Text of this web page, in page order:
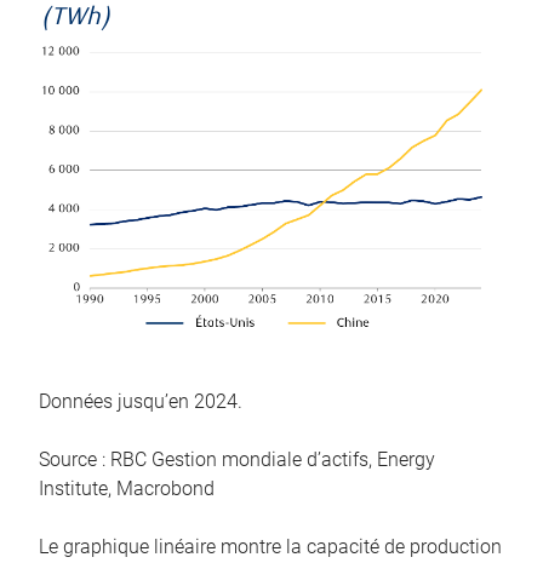
(TWh)
Données jusqu’en 2024.
Source : RBC Gestion mondiale d’actifs, Energy
Institute, Macrobond
Le graphique linéaire montre la capacité de production